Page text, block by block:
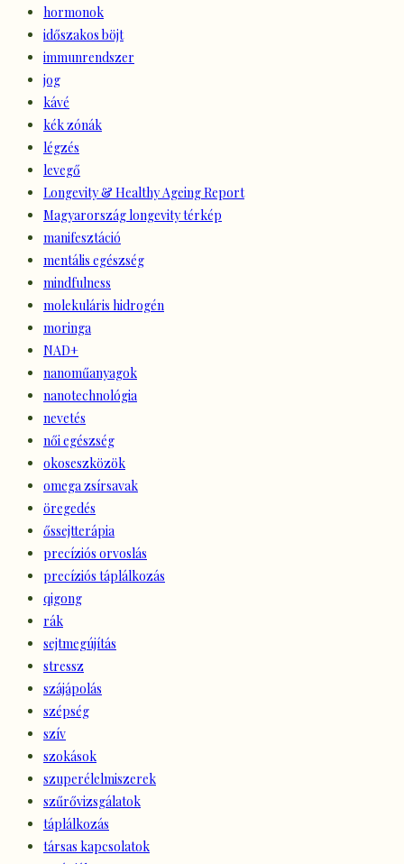
hormonok
időszakos böjt
immunrendszer
jog
kávé
kék zónák
légzés
levegő
Longevity & Healthy Ageing Report
Magyarország longevity térkép
manifesztáció
mentális egészség
mindfulness
molekuláris hidrogén
moringa
NAD+
nanoműanyagok
nanotechnológia
nevetés
női egészség
okoseszközök
omega zsírsavak
öregedés
őssejtterápia
precíziós orvoslás
precíziós táplálkozás
qigong
rák
sejtmegújítás
stressz
szájápolás
szépség
szív
szokások
szuperélelmiszerek
szűrővizsgálatok
táplálkozás
társas kapcsolatok